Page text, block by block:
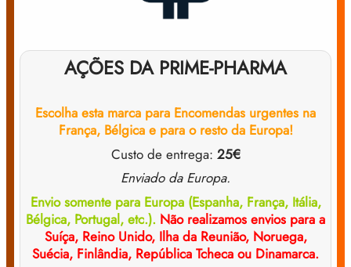
AÇÕES DA PRIME-PHARMA
Escolha esta marca para Encomendas urgentes na
França, Bélgica e para o resto da Europa!
Custo de entrega: 25€
Enviado da Europa.
Envio somente para Europa (Espanha, França, Itália,
Bélgica, Portugal, etc.). Não realizamos envios para a
Suíça, Reino Unido, Ilha da Reunião, Noruega,
Suécia, Finlândia, República Tcheca ou Dinamarca.